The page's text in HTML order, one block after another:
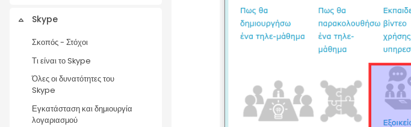
Collapse
Skype
Σκοπός - Στόχοι
Τι είναι το Skype
Όλες οι δυνατότητες του
Skype
Εγκατάσταση και δημιουργία
λογαριασμού